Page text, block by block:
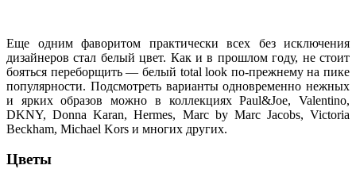
Еще одним фаворитом практически всех без исключения
дизайнеров стал белый цвет. Как и в прошлом году, не стоит
бояться переборщить — белый total look по-прежнему на пике
популярности. Подсмотреть варианты одновременно нежных
и ярких образов можно в коллекциях Paul&Joe, Valentino,
DKNY, Donna Karan, Hermes, Marc by Marc Jacobs, Victoria
Beckham, Michael Kors и многих других.
Цветы